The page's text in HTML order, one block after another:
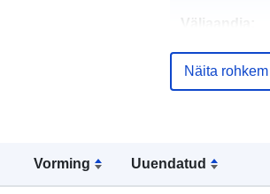
Vorming Uuendatud
Väljaandja:
Näita rohkem